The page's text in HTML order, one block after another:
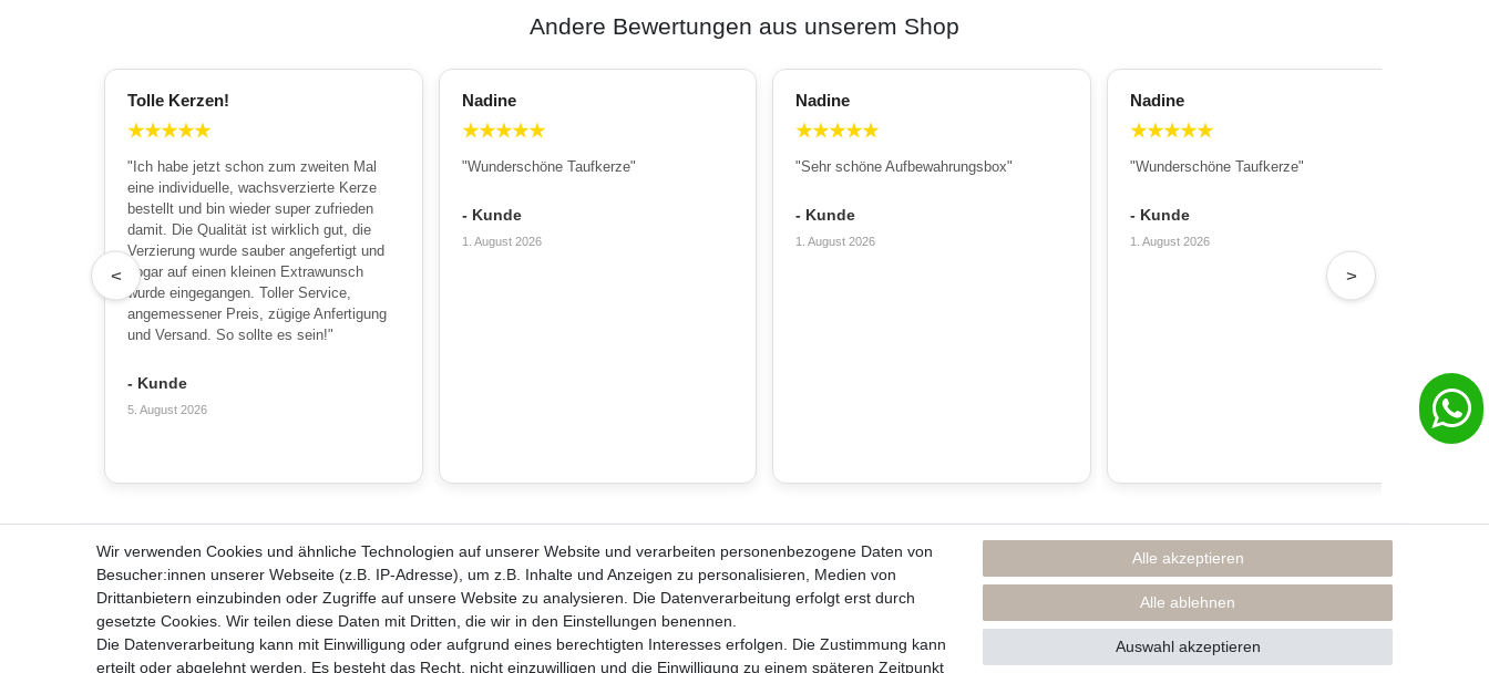
Andere Bewertungen aus unserem Shop
Tolle Kerzen!
★★★★★
"Ich habe jetzt schon zum zweiten Mal
eine individuelle, wachsverzierte Kerze
bestellt und bin wieder super zufrieden
damit. Die Qualität ist wirklich gut, die
Verzierung wurde sauber angefertigt und
sogar auf einen kleinen Extrawunsch
wurde eingegangen. Toller Service,
angemessener Preis, zügige Anfertigung
und Versand. So sollte es sein!"
- Kunde
5. August 2026
Nadine
★★★★★
"Wunderschöne Taufkerze"
- Kunde
1. August 2026
Nadine
★★★★★
"Sehr schöne Aufbewahrungsbox"
- Kunde
1. August 2026
Nadine
★★★★★
"Wunderschöne Taufkerze"
- Kunde
1. August 2026
< >
Alles zum Bestellen
Kontakt
Häufige Fragen
Zahlungsmöglichkeiten
Versandbedingungen
Über uns und unsere Kerzen
Team
Unternehmen / Philosophie
Kerzenpflege und Abbrennhinweise
Unsere Kerzenlieferanten
Du erreichst uns von
Montag bis Freitag 10 bis 17 Uhr
Telefonisch und per Whatsapp
erreichst Du uns unter:
Rechtliches
Impressum
AGB
Datenschutzerklärung
* Preise inkl. MwSt., zzgl. Versand(DE)
Wir verwenden Cookies und ähnliche Technologien auf unserer Website und verarbeiten personenbezogene Daten von
Besucher:innen unserer Webseite (z.B. IP-Adresse), um z.B. Inhalte und Anzeigen zu personalisieren, Medien von
Drittanbietern einzubinden oder Zugriffe auf unsere Website zu analysieren. Die Datenverarbeitung erfolgt erst durch
gesetzte Cookies. Wir teilen diese Daten mit Dritten, die wir in den Einstellungen benennen.
Die Datenverarbeitung kann mit Einwilligung oder aufgrund eines berechtigten Interesses erfolgen. Die Zustimmung kann
erteilt oder abgelehnt werden. Es besteht das Recht, nicht einzuwilligen und die Einwilligung zu einem späteren Zeitpunkt
Alle akzeptieren
Alle ablehnen
Auswahl akzeptieren